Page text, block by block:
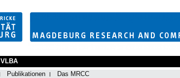
Publikationen Das MRCC
VLBA